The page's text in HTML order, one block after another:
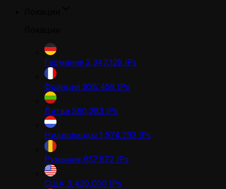
Германия 2,347,129 IPs
Франция 938,458 IPs
Литва 580,283 IPs
Нидерланды 1,574,293 IPs
Румыния 657,872 IPs
США 3,420,000 IPs